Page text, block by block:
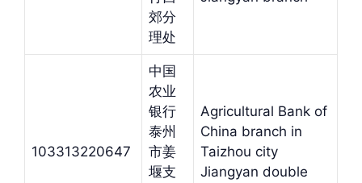
郊分
理处
103313220647
中国
农业
银行
泰州
市姜
堰支
Agricultural Bank of
China branch in
Taizhou city
Jiangyan double